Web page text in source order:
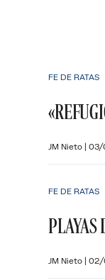
FE DE RATAS
JM Nieto | 03/
FE DE RATAS
PLAYAS
JM Nieto | 02/